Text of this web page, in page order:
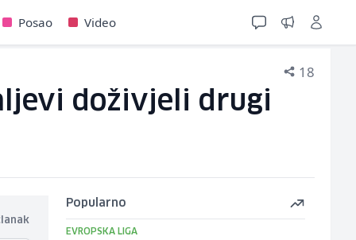
Posao Video
18
doživjeli drugi
Popularno
EVROPSKA LIGA